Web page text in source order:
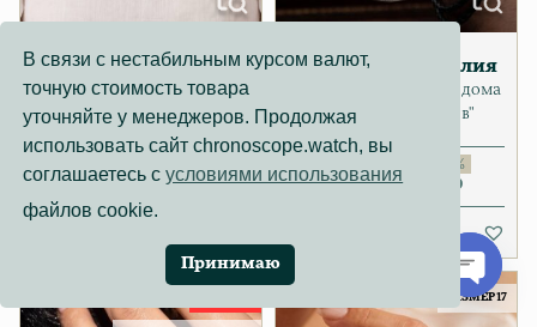
Ювелирные изделия
Крест с бриллиантами 1.60
ct
Первоначальная цена
335 000₽
Текущая цена: 335 000₽.
Ювелирные изделия
Крест от ювелирного дома
"Дмитрий Федоров"
1 475 000 ₽
Текущая
РАЗМЕР 17
В связи с нестабильным курсом валют,
точную стоимость товара
уточняйте у менеджеров. Продолжая
использовать сайт chronoscope.watch, вы
соглашаетесь сусловиями использования
файлов cookie.
Принимаю